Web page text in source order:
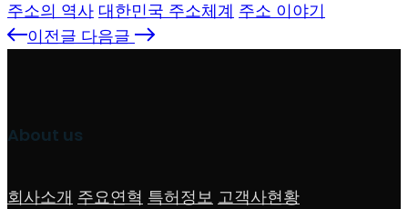
주소의 역사 대한민국 주소체계 주소 이야기
이전글 다음글
About us
회사소개 주요연혁 특허정보 고객사현황